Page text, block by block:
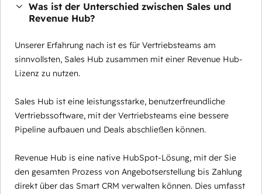
Was ist der Unterschied zwischen Sales und
Revenue Hub?
Unserer Erfahrung nach ist es für Vertriebsteams am
sinnvollsten, Sales Hub zusammen mit einer Revenue Hub-
Lizenz zu nutzen.
Sales Hub ist eine leistungsstarke, benutzerfreundliche
Vertriebssoftware, mit der Vertriebsteams eine bessere
Pipeline aufbauen und Deals abschließen können.
Revenue Hub is eine native HubSpot-Lösung, mit der Sie
den gesamten Prozess von Angebotserstellung bis Zahlung
direkt über das Smart CRM verwalten können. Dies umfasst